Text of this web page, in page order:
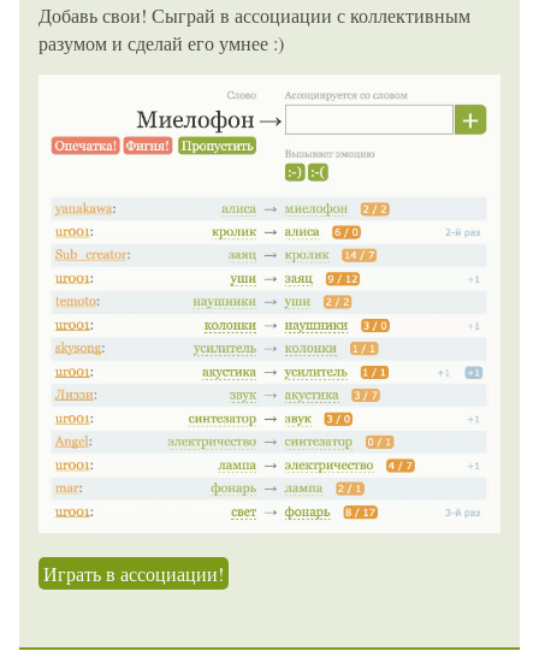
Добавь свои! Сыграй в ассоциации с коллективным
разумом и сделай его умнее :)
Играть в ассоциации!